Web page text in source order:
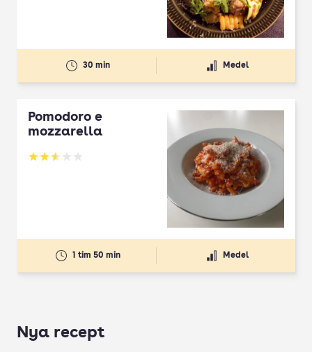
30 min Medel
Pomodoro e
mozzarella
Betyg: 2.57 av 5
1 tim 50 min Medel
Nya recept